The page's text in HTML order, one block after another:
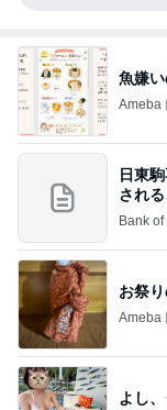
魚嫌
Ameba
日東
される
Bank of
お祭
Ameba
よし